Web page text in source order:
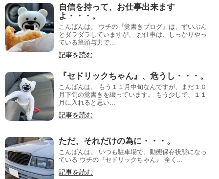
自信を持って、お仕事出来ます
よ・・・。
こんばんは。 ウチの『覚書きブログ』は、ずいぶん
とダラダラしていますが、 お仕事は、しっかりやっ
ている筆頭与力で...
記事を読む
『セドリックちゃん』、危うし・・・。
こんばんは。 もう１１月中旬なんですが、まだ１０
月下旬の覚書きを綴っています。 もう少しで、１１
月に入れると思い...
記事を読む
ただ、それだけの為に・・・。
こんばんは。 いつも駐車場で、動態保存状態になっ
ている ウチの『セドリックちゃん』 全く...
記事を読む